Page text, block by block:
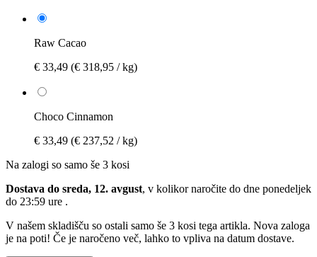
Raw Cacao
€ 33,49 (€ 318,95 / kg)
Choco Cinnamon
€ 33,49 (€ 237,52 / kg)
Na zalogi so samo še 3 kosi
Dostava do sreda, 12. avgust, v kolikor naročite do dne ponedeljek
do 23:59 ure .
V našem skladišču so ostali samo še 3 kosi tega artikla. Nova zaloga
je na poti! Če je naročeno več, lahko to vpliva na datum dostave.